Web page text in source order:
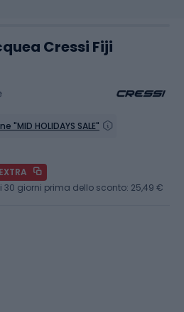
Cressi Fiji
HOLIDAYS SALE"
EXTRA
30 giorni prima dello sconto: 25,49 €